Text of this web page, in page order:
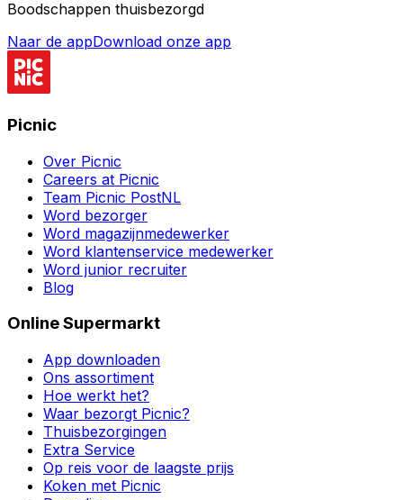
Boodschappen thuisbezorgd
Naar de appDownload onze app
Picnic
Over Picnic
Careers at Picnic
Team Picnic PostNL
Word bezorger
Word magazijnmedewerker
Word klantenservice medewerker
Word junior recruiter
Blog
Online Supermarkt
App downloaden
Ons assortiment
Hoe werkt het?
Waar bezorgt Picnic?
Thuisbezorgingen
Extra Service
Op reis voor de laagste prijs
Koken met Picnic